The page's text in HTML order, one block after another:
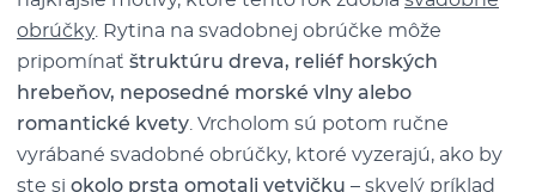
obrúčky. Rytina na svadobnej obrúčke môže
pripomínať štruktúru dreva, reliéf horských
hrebeňov, neposedné morské vlny alebo
romantické kvety. Vrcholom sú potom ručne
vyrábané svadobné obrúčky, ktoré vyzerajú, ako by
ste si okolo prsta omotali vetvičku – skvelý príklad